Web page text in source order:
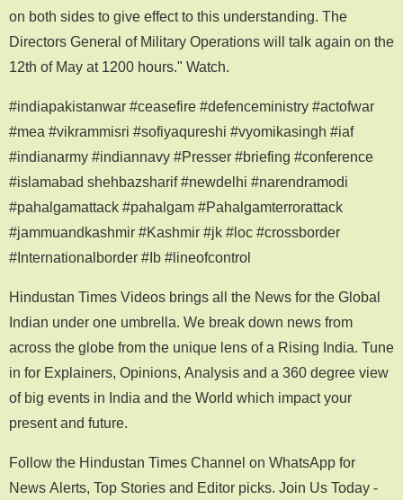
on both sides to give effect to this understanding. The
Directors General of Military Operations will talk again on the
12th of May at 1200 hours." Watch.
#indiapakistanwar #ceasefire #defenceministry #actofwar
#mea #vikrammisri #sofiyaqureshi #vyomikasingh #iaf
#indianarmy #indiannavy #Presser #briefing #conference
#islamabad shehbazsharif #newdelhi #narendramodi
#pahalgamattack #pahalgam #Pahalgamterrorattack
#jammuandkashmir #Kashmir #jk #loc #crossborder
#Internationalborder #Ib #lineofcontrol
Hindustan Times Videos brings all the News for the Global
Indian under one umbrella. We break down news from
across the globe from the unique lens of a Rising India. Tune
in for Explainers, Opinions, Analysis and a 360 degree view
of big events in India and the World which impact your
present and future.
Follow the Hindustan Times Channel on WhatsApp for
News Alerts, Top Stories and Editor picks. Join Us Today -